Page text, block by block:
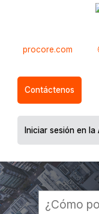
procore.com
Contáctenos
Iniciar sesión en